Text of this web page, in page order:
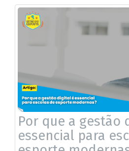
Por que a gestão
essencial para